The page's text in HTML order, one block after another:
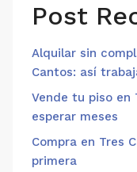
Post
Alquilar sin
Cantos: así
Vende tu piso en
esperar meses
Compra en Tres
primera